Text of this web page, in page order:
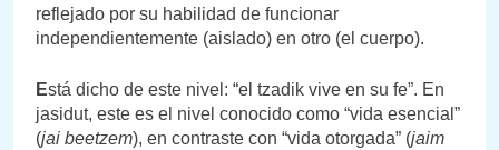
reflejado por su habilidad de funcionar
independientemente (aislado) en otro (el cuerpo).
Está dicho de este nivel: “el tzadik vive en su fe”. En
jasidut, este es el nivel conocido como “vida esencial”
(jai beetzem), en contraste con “vida otorgada” (jaim